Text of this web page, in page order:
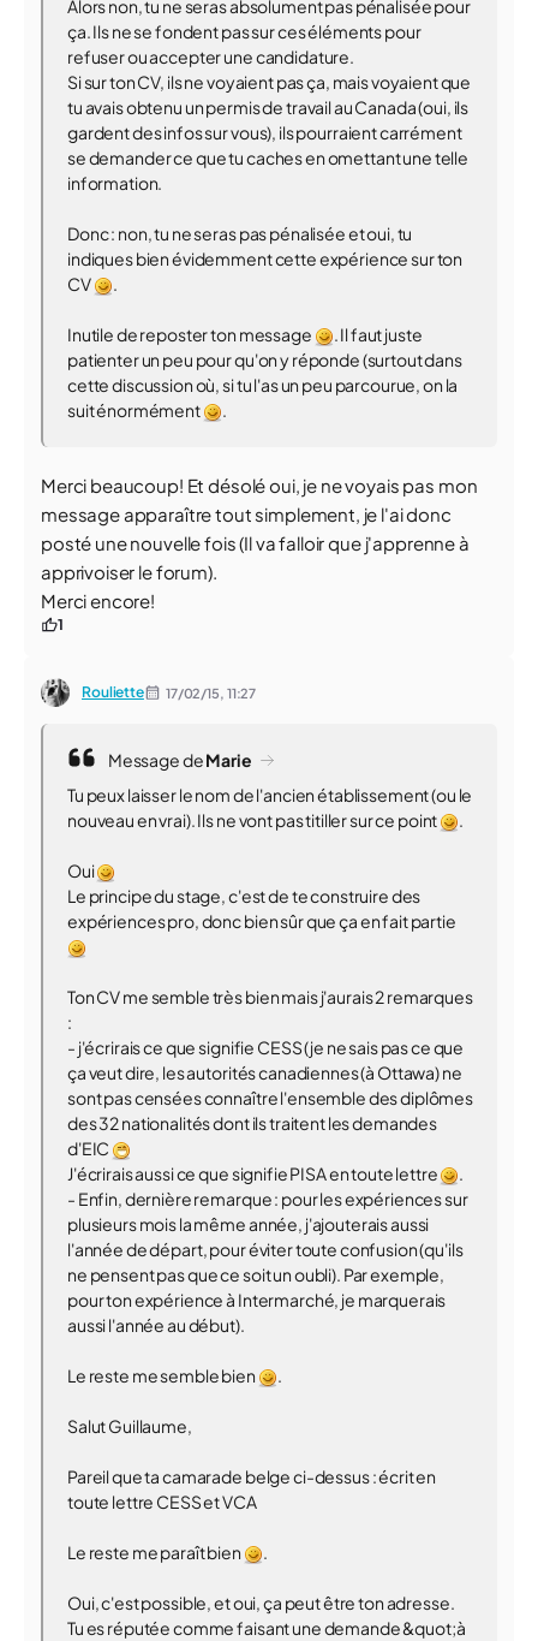
Alors non, tu ne seras absolument pas pénalisée pour
ça. Ils ne se fondent pas sur ces éléments pour
refuser ou accepter une candidature.
Si sur ton CV, ils ne voyaient pas ça, mais voyaient que
tu avais obtenu un permis de travail au Canada (oui, ils
gardent des infos sur vous), ils pourraient carrément
se demander ce que tu caches en omettant une telle
information.
Donc : non, tu ne seras pas pénalisée et oui, tu
indiques bien évidemment cette expérience sur ton
CV
.
Inutile de reposter ton message
. Il faut juste
patienter un peu pour qu'on y réponde (surtout dans
cette discussion où, si tu l'as un peu parcourue, on la
suit énormément
.
Merci beaucoup! Et désolé oui, je ne voyais pas mon
message apparaître tout simplement, je l'ai donc
posté une nouvelle fois (Il va falloir que j'apprenne à
apprivoiser le forum).
Merci encore!
1
Rouliette 17/02/15, 11:27
Message deMarie
Tu peux laisser le nom de l'ancien établissement (ou le
nouveau en vrai). Ils ne vont pas titiller sur ce point
.
Oui
Le principe du stage, c'est de te construire des
expériences pro, donc bien sûr que ça en fait partie
Ton CV me semble très bien mais j'aurais 2 remarques
:
- j'écrirais ce que signifie CESS (je ne sais pas ce que
ça veut dire, les autorités canadiennes (à Ottawa) ne
sont pas censées connaître l'ensemble des diplômes
des 32 nationalités dont ils traitent les demandes
d'EIC
J'écrirais aussi ce que signifie PISA en toute lettre
.
- Enfin, dernière remarque : pour les expériences sur
plusieurs mois la même année, j'ajouterais aussi
l'année de départ, pour éviter toute confusion (qu'ils
ne pensent pas que ce soit un oubli). Par exemple,
pour ton expérience à Intermarché, je marquerais
aussi l'année au début).
Le reste me semble bien .
Salut Guillaume,
Pareil que ta camarade belge ci-dessus : écrit en
toute lettre CESS et VCA
Le reste me paraît bien .
Oui, c'est possible, et oui, ça peut être ton adresse.
Tu es réputée comme faisant une demande &quot;à